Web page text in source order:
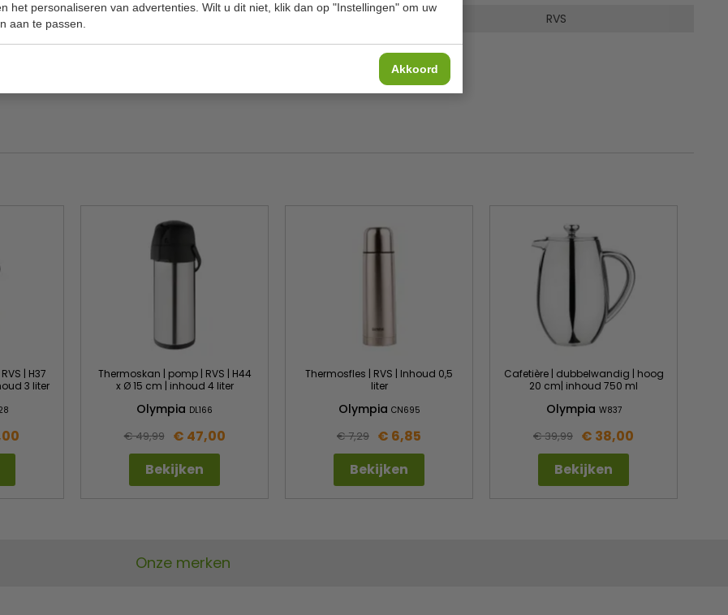
het personaliseren van advertenties. Wilt u dit niet, klik dan op "Instellingen" om uw
aan te passen.
Akkoord
Materiaal
RVS
| H37
3 liter
Thermoskan | pomp | RVS | H44
x Ø 15 cm | inhoud 4 liter
Olympia DL166
€ 49,99
€ 47,00
Bekijken
Thermosfles | RVS | Inhoud 0,5
liter
Olympia CN695
€ 7,29 € 6,85
Bekijken
Cafetière | dubbelwandig | hoog
20 cm| inhoud 750 ml
Olympia W837
€ 39,99 € 38,00
Bekijken
Onze merken